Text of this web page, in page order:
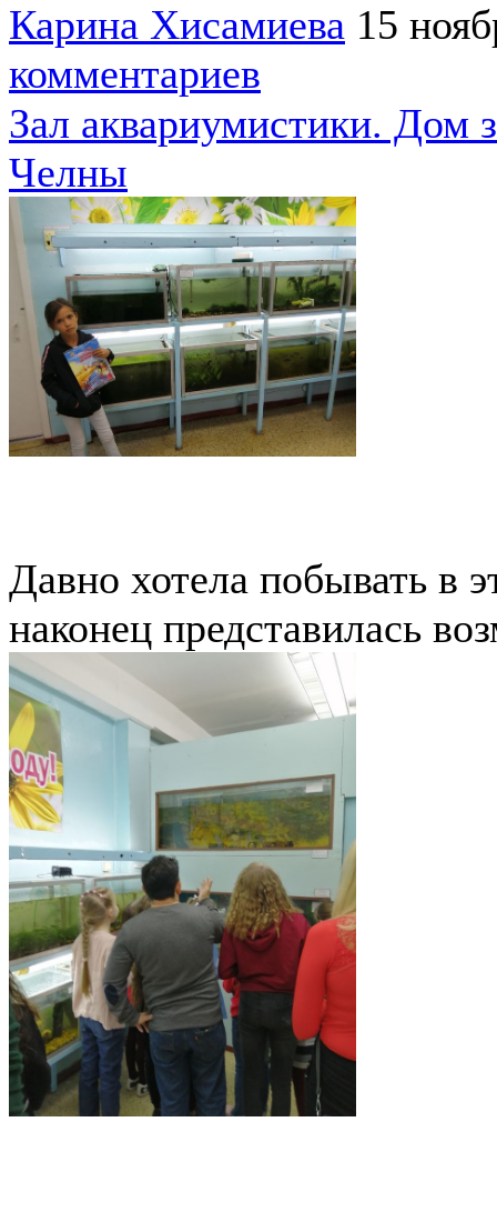
Карина Хисамиева 15
комментариев
Зал аквариумистики. Дом
Челны
Давно хотела побывать в
наконец представилась